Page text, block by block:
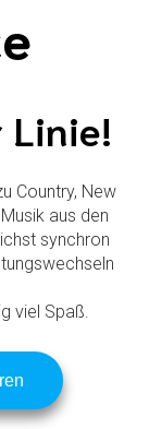
Country, New
aus den
synchron
viel Spaß.​